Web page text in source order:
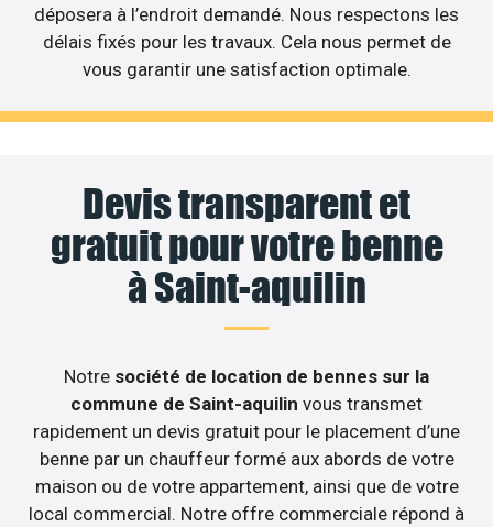
déposera à l’endroit demandé. Nous respectons les
délais fixés pour les travaux. Cela nous permet de
vous garantir une satisfaction optimale.
Devis transparent et
gratuit pour votre benne
à Saint-aquilin
Notre société de location de bennes sur la
commune de Saint-aquilin vous transmet
rapidement un devis gratuit pour le placement d’une
benne par un chauffeur formé aux abords de votre
maison ou de votre appartement, ainsi que de votre
local commercial. Notre offre commerciale répond à